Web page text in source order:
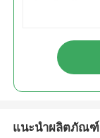
แนะนำผลิตภัณฑ์